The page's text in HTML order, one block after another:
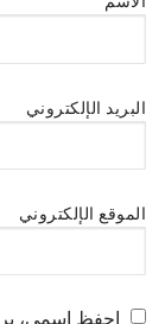
البريد الإلكتروني
الموقع الإلكتروني
احفظ اسمي،